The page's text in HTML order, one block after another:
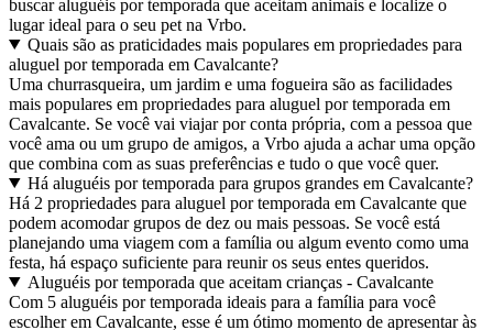
buscar aluguéis por temporada que aceitam animais e localize o
lugar ideal para o seu pet na Vrbo.
Quais são as praticidades mais populares em propriedades para
aluguel por temporada em Cavalcante?
Uma churrasqueira, um jardim e uma fogueira são as facilidades
mais populares em propriedades para aluguel por temporada em
Cavalcante. Se você vai viajar por conta própria, com a pessoa que
você ama ou um grupo de amigos, a Vrbo ajuda a achar uma opção
que combina com as suas preferências e tudo o que você quer.
Há aluguéis por temporada para grupos grandes em Cavalcante?
Há 2 propriedades para aluguel por temporada em Cavalcante que
podem acomodar grupos de dez ou mais pessoas. Se você está
planejando uma viagem com a família ou algum evento como uma
festa, há espaço suficiente para reunir os seus entes queridos.
Aluguéis por temporada que aceitam crianças - Cavalcante
Com 5 aluguéis por temporada ideais para a família para você
escolher em Cavalcante, esse é um ótimo momento de apresentar às